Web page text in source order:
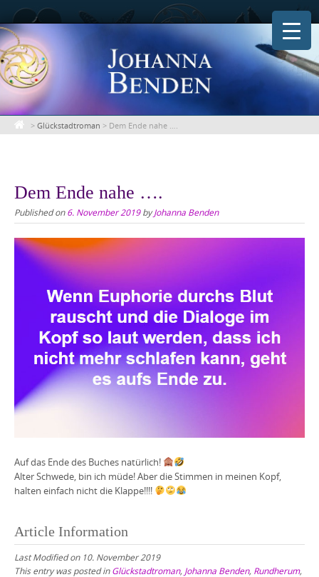
Skip
to
content
> Glückstadtroman > Dem Ende nahe ….
Dem Ende nahe ….
Published on6. November 2019byJohanna Benden
Auf das Ende des Buches natürlich!
Alter Schwede, bin ich müde! Aber die Stimmen in meinen Kopf,
halten einfach nicht die Klappe!!!!
Article Information
Last Modified on 10. November 2019
This entry was posted inGlückstadtroman, Johanna Benden, Rundherum,